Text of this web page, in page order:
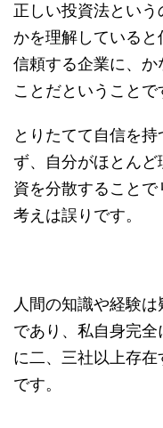
正しい投資法とい
かを理解している
信頼する企業に、
ことだということで
とりたてて自信を
ず、自分がほとん
資を分散すること
考えは誤りです。
人間の知識や経験
であり、私自身完
に二、三社以上存
です。